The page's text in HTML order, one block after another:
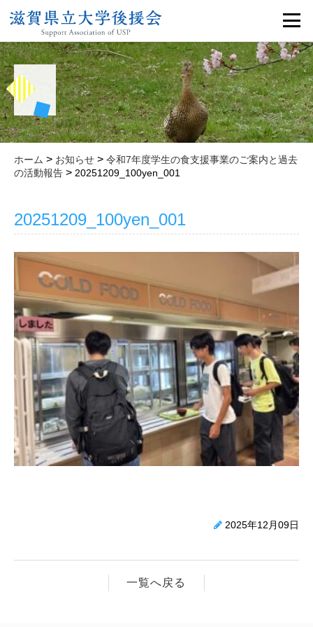
ホーム >お知らせ>令和7年度学生の食支援事業のご案内と過
去の活動報告 >20251209_100yen_001
20251209_100yen_001
2025年12月09日
一覧へ戻る